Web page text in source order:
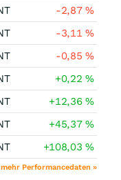
-2,87%
-3,11%
-0,85%
+0,22%
+12,36%
+45,37%
+108,03%
mehr Performancedaten »